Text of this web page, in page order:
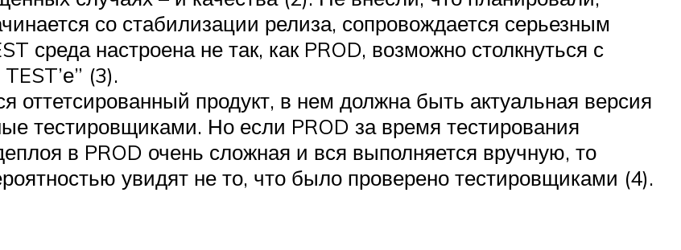
со стабилизации релиза, сопровождается серьезным
среда настроена не так, как PROD, возможно столкнуться с
(3).
оттетсированный продукт, в нем должна быть актуальная версия
тестировщиками. Но если PROD за время тестирования
в PROD очень сложная и вся выполняется вручную, то
увидят не то, что было проверено тестировщиками (4).